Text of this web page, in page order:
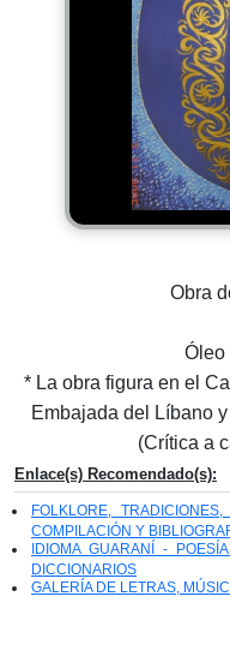
Obra
Óleo
* La obra figura en el
Embajada del Líbano
(Crítica a
Enlace(s) Recomendado(s):
FOLKLORE,
COMPILACIÓN Y
IDIOMA GUARANÍ -
DICCIONARIOS
GALERÍA DE LETRAS,